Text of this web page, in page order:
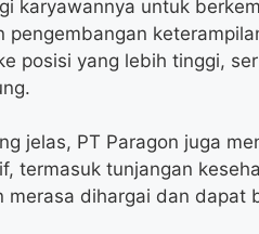
karyawannya untuk
pengembangan
posisi yang lebih tinggi,
jelas, PT Paragon juga
termasuk tunjangan
merasa dihargai dan dapat